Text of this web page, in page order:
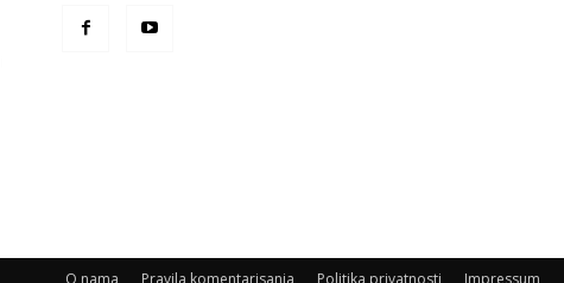
O nama Pravila komentarisanja Politika privatnosti Impressum